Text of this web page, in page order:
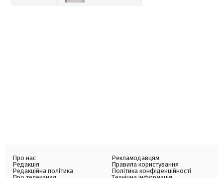
Про нас
Редакція
Редакційна політика
Рекламодавцям
Правила користування
Політика конфіденційності